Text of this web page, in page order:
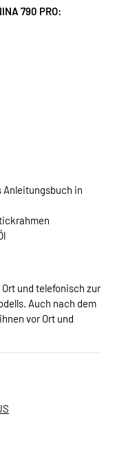
790 PRO:
Anleitungsbuch in
und telefonisch zur
Auch nach dem
vor Ort und